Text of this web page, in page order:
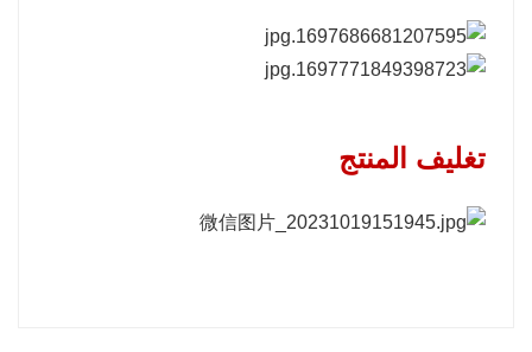
تغليف المنتج